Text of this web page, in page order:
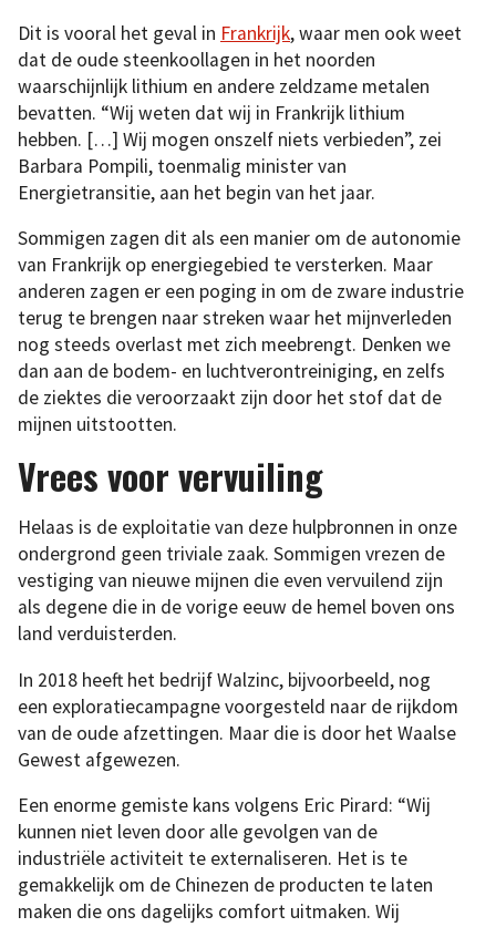
Dit is vooral het geval in Frankrijk, waar men ook weet
dat de oude steenkoollagen in het noorden
waarschijnlijk lithium en andere zeldzame metalen
bevatten. “Wij weten dat wij in Frankrijk lithium
hebben. […] Wij mogen onszelf niets verbieden”, zei
Barbara Pompili, toenmalig minister van
Energietransitie, aan het begin van het jaar.
Sommigen zagen dit als een manier om de autonomie
van Frankrijk op energiegebied te versterken. Maar
anderen zagen er een poging in om de zware industrie
terug te brengen naar streken waar het mijnverleden
nog steeds overlast met zich meebrengt. Denken we
dan aan de bodem- en luchtverontreiniging, en zelfs
de ziektes die veroorzaakt zijn door het stof dat de
mijnen uitstootten.
Vrees voor vervuiling
Helaas is de exploitatie van deze hulpbronnen in onze
ondergrond geen triviale zaak. Sommigen vrezen de
vestiging van nieuwe mijnen die even vervuilend zijn
als degene die in de vorige eeuw de hemel boven ons
land verduisterden.
In 2018 heeft het bedrijf Walzinc, bijvoorbeeld, nog
een exploratiecampagne voorgesteld naar de rijkdom
van de oude afzettingen. Maar die is door het Waalse
Gewest afgewezen.
Een enorme gemiste kans volgens Eric Pirard: “Wij
kunnen niet leven door alle gevolgen van de
industriële activiteit te externaliseren. Het is te
gemakkelijk om de Chinezen de producten te laten
maken die ons dagelijks comfort uitmaken. Wij